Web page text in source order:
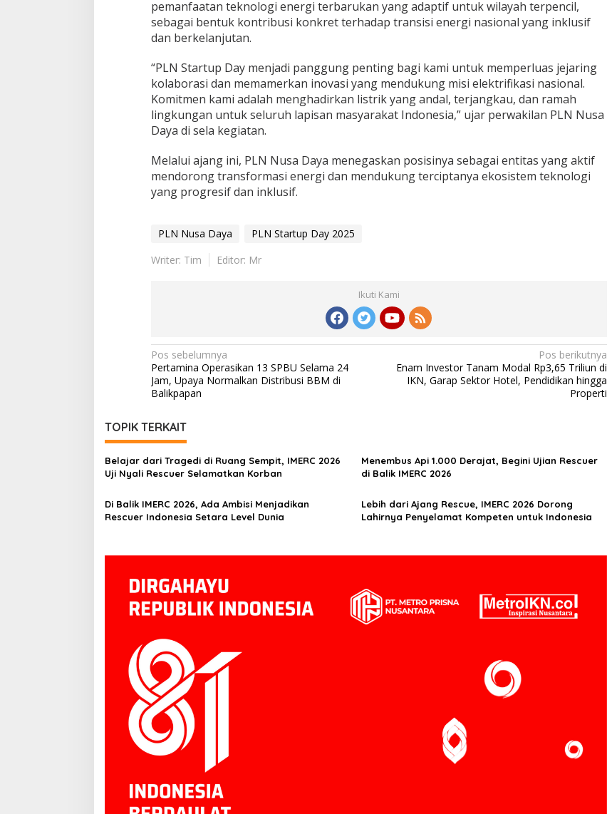
pemanfaatan teknologi energi terbarukan yang adaptif untuk wilayah terpencil,
sebagai bentuk kontribusi konkret terhadap transisi energi nasional yang inklusif
dan berkelanjutan.
“PLN Startup Day menjadi panggung penting bagi kami untuk memperluas jejaring
kolaborasi dan memamerkan inovasi yang mendukung misi elektrifikasi nasional.
Komitmen kami adalah menghadirkan listrik yang andal, terjangkau, dan ramah
lingkungan untuk seluruh lapisan masyarakat Indonesia,” ujar perwakilan PLN Nusa
Daya di sela kegiatan.
Melalui ajang ini, PLN Nusa Daya menegaskan posisinya sebagai entitas yang aktif
mendorong transformasi energi dan mendukung terciptanya ekosistem teknologi
yang progresif dan inklusif.
PLN Nusa Daya
PLN Startup Day 2025
Writer: Tim
Editor: Mr
Ikuti Kami
Navigasi
pos
Pos sebelumnya
Pertamina Operasikan 13 SPBU Selama 24
Jam, Upaya Normalkan Distribusi BBM di
Balikpapan
Pos berikutnya
Enam Investor Tanam Modal Rp3,65 Triliun di
IKN, Garap Sektor Hotel, Pendidikan hingga
Properti
TOPIK TERKAIT
Belajar dari Tragedi di Ruang Sempit, IMERC 2026
Uji Nyali Rescuer Selamatkan Korban
Menembus Api 1.000 Derajat, Begini Ujian Rescuer
di Balik IMERC 2026
Di Balik IMERC 2026, Ada Ambisi Menjadikan
Rescuer Indonesia Setara Level Dunia
Lebih dari Ajang Rescue, IMERC 2026 Dorong
Lahirnya Penyelamat Kompeten untuk Indonesia